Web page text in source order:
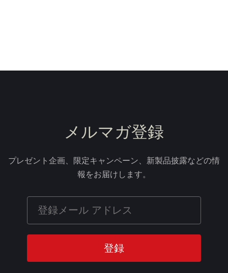
メルマガ登録
プレゼント企画、限定キャンペーン、新製品披露などの情
報をお届けします。